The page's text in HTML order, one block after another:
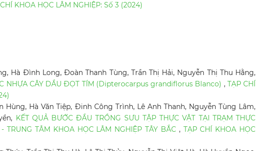
KHOA HỌC LÂM NGHIỆP: Số 3 (2024)
Hà Đình Long, Đoàn Thanh Tùng, Trần Thị Hải, Nguyễn Thị Thu Hằng,
NHỰA CÂY DẦU ĐỌT TÍM (Dipterocarpus grandiflorus Blanco) , TẠP CHÍ
Hùng, Hà Văn Tiệp, Đinh Công Trình, Lê Anh Thanh, Nguyễn Tùng Lâm,
KẾT QUẢ BƯỚC ĐẦU TRỒNG SƯU TẬP THỰC VẬT TẠI TRẠM THỰC
TRUNG TÂM KHOA HỌC LÂM NGHIỆP TÂY BẮC , TẠP CHÍ KHOA HỌC